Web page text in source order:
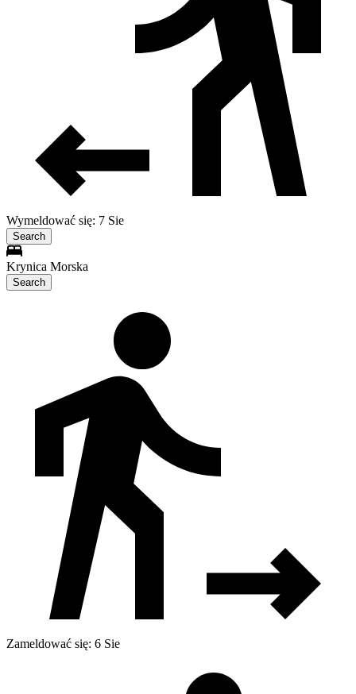
Wymeldować się: 7 Sie
Search
Krynica Morska
Search
Zameldować się: 6 Sie